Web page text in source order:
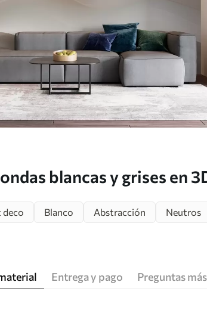
blancas y grises en
deco Blanco Abstracción Neutros
Entrega y pago Preguntas